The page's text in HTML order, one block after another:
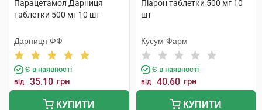
Парацетамол Дарниця
таблетки 500 мг 10 шт
Дарниця ФФ
Є в наявності
від 35.10 грн
КУПИТИ
Піарон таблетки 500 мг 10
шт
Кусум Фарм
Є в наявності
від 40.60 грн
КУПИТИ